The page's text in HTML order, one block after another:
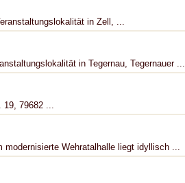
in Zell, ...
in Tegernau, Tegernauer ...
19, 79682 ...
modernisierte Wehratalhalle liegt idyllisch ...